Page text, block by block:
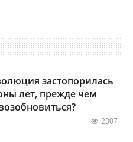
застопорилась
лет, прежде чем
2307